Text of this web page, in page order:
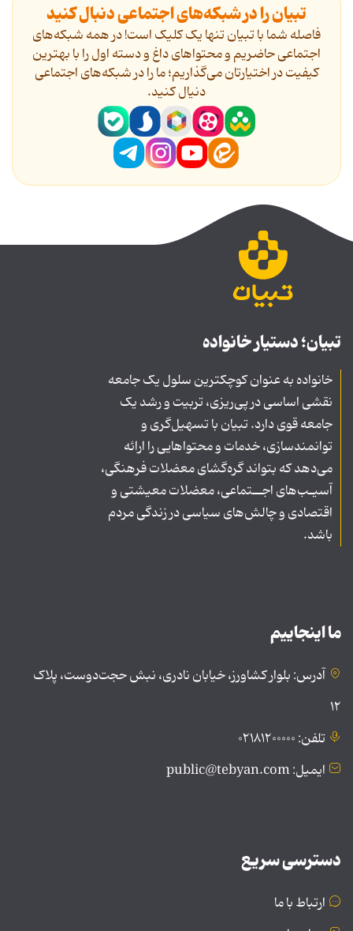
تبیان را در شبکه‌های اجتماعی دنبال کنید
فاصله شما با تبیان تنها یک کلیک است! در همه شبکه‌های
اجتماعی حاضریم و محتواهای داغ و دسته اول را با بهترین
کیفیت در اختیارتان می‌گذاریم؛ ما را در شبکه‌های اجتماعی
دنیال کنید.
تبیان؛ دستیار خانواده
خانواده به عنوان کوچکترین سلول یک جامعه
نقشی اساسی در پی‌ریزی، تربیت و رشد یک
جامعه قوی دارد. تبیان با تسهیل‌گری و
توانمندسازی، خدمات و محتواهایی را ارائه
می‌دهد که بتواند گره‌گشای معضلات فرهنگی،
آسیـب‌های اجــتماعی، معضلات معیشتی و
اقتصادی و چالش‌های سیاسی در زندگی مردم
باشد.
ما اینجاییم
آدرس: بلوار کشاورز، خیابان نادری، نبش حجت‌دوست، پلاک
۱۲
تلفن: ۰۲۱۸۱۲۰۰۰۰۰
ایمیل: public@tebyan.com
دسترسی سریع
ارتباط با ما